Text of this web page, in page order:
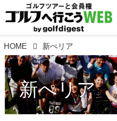
HOME 新ぺリア
新ぺリア